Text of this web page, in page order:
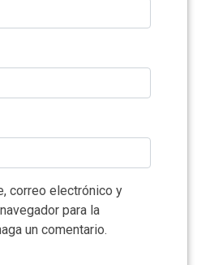
correo electrónico y
para la
un comentario.